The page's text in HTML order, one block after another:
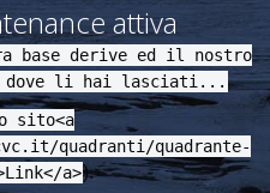
attiva
base derive ed il nostro
lì dove li hai lasciati...
sito<a
quadranti/quadrante-
a>).